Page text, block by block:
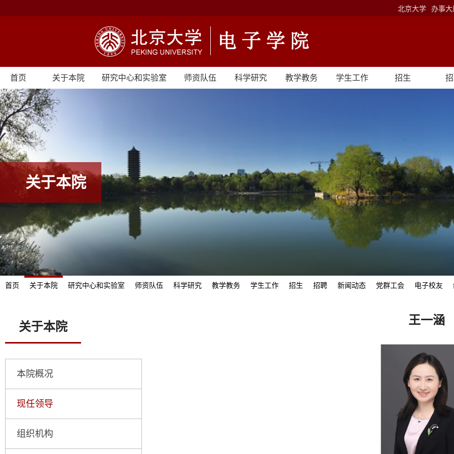
北京大学 办事大
首页 关于本院 研究中心和实验室 师资队伍 科学研究 教学教务 学生工作 招生
关于本院
首页 关于本院 研究中心和实验室 师资队伍 科学研究 教学教务 学生工作 招生 招聘 新闻动态 党群工会 电子校友
关于本院
本院概况
现任领导
组织机构
王一涵